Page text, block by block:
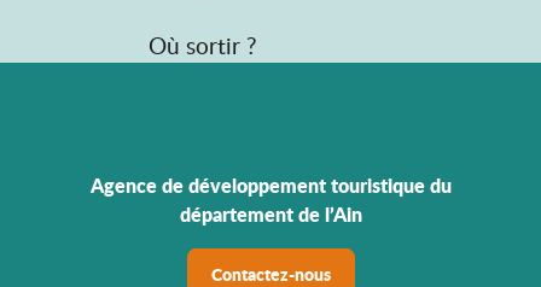
Où sortir ?
Agence de développement touristique du
département de l’Ain
Contactez-nous